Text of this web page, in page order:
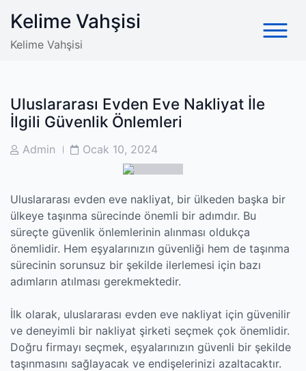
content
Kelime Vahşisi
Kelime Vahşisi
Uluslararası Evden Eve Nakliyat İle
İlgili Güvenlik Önlemleri
PostAdmin
PostOcak 10, 2024
Uluslararası evden eve nakliyat, bir ülkeden başka bir
ülkeye taşınma sürecinde önemli bir adımdır. Bu
süreçte güvenlik önlemlerinin alınması oldukça
önemlidir. Hem eşyalarınızın güvenliği hem de taşınma
sürecinin sorunsuz bir şekilde ilerlemesi için bazı
adımların atılması gerekmektedir.
İlk olarak, uluslararası evden eve nakliyat için güvenilir
ve deneyimli bir nakliyat şirketi seçmek çok önemlidir.
Doğru firmayı seçmek, eşyalarınızın güvenli bir şekilde
taşınmasını sağlayacak ve endişelerinizi azaltacaktır.